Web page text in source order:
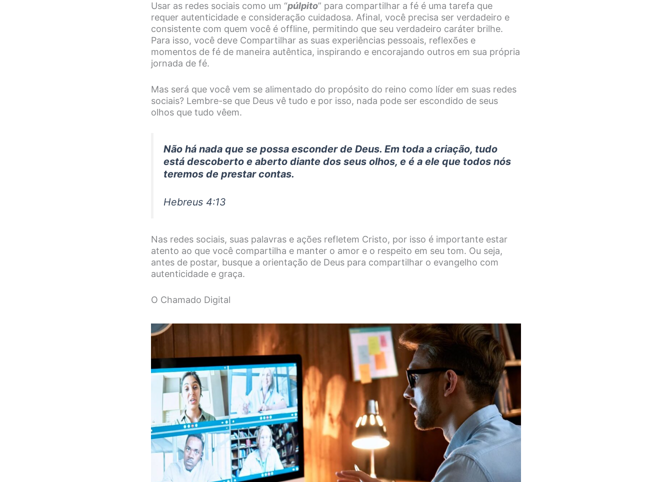
Usar as redes sociais como um “púlpito” para compartilhar a fé é uma tarefa que
requer autenticidade e consideração cuidadosa. Afinal, você precisa ser verdadeiro e
consistente com quem você é offline, permitindo que seu verdadeiro caráter brilhe.
Para isso, você deve Compartilhar as suas experiências pessoais, reflexões e
momentos de fé de maneira autêntica, inspirando e encorajando outros em sua própria
jornada de fé.
Mas será que você vem se alimentado do propósito do reino como líder em suas redes
sociais? Lembre-se que Deus vê tudo e por isso, nada pode ser escondido de seus
olhos que tudo vêem.
Não há nada que se possa esconder de Deus. Em toda a criação, tudo
está descoberto e aberto diante dos seus olhos, e é a ele que todos nós
teremos de prestar contas.
Hebreus 4:13
Nas redes sociais, suas palavras e ações refletem Cristo, por isso é importante estar
atento ao que você compartilha e manter o amor e o respeito em seu tom. Ou seja,
antes de postar, busque a orientação de Deus para compartilhar o evangelho com
autenticidade e graça.
O Chamado Digital